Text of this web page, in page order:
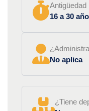
Antigüedad
16 a 30
No aplica
¿Tiene